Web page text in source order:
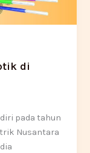
di
pada tahun
Nusantara